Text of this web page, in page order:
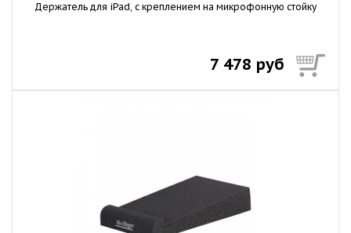
Держатель для iPad, с креплением на микрофонную стойку
7 478 руб